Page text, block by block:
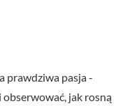
prawdziwa pasja -
jak rosną